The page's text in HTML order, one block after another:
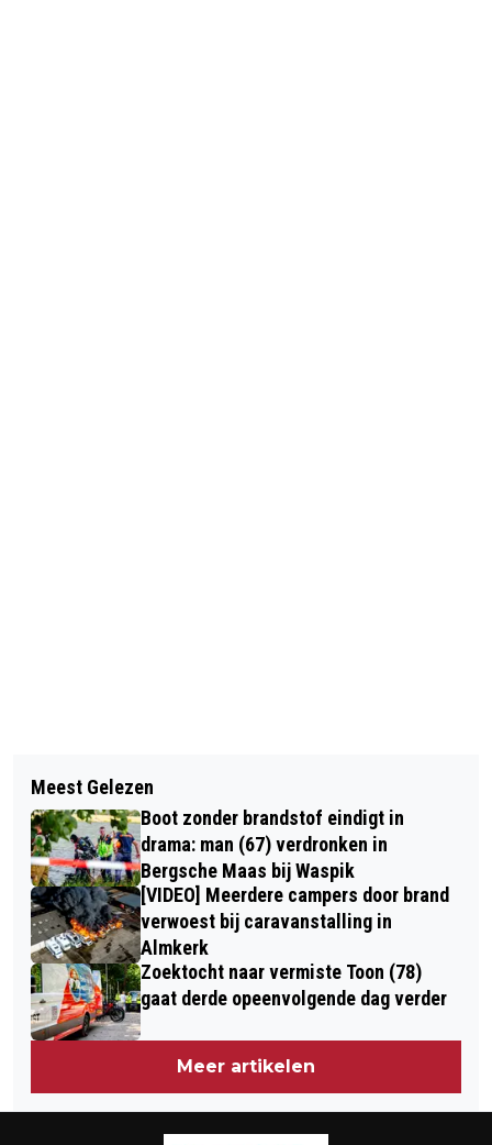
KLAAS WELS PER DIRECT WEG BIJ
TOP OSS
VERMIST JONGETJE (6) DOOD
AANGETROFFEN IN RECREATIEPLAS
DE LITHSE HAM
Meest Gelezen
Boot zonder brandstof eindigt in
drama: man (67) verdronken in
Bergsche Maas bij Waspik
[VIDEO] Meerdere campers door brand
verwoest bij caravanstalling in
Almkerk
Zoektocht naar vermiste Toon (78)
gaat derde opeenvolgende dag verder
Meer artikelen